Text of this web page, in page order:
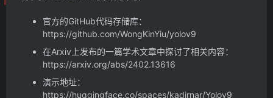
官方的GitHub代码存储库：
https://github.com/WongKinYiu/yolov9
在Arxiv上发布的一篇学术文章中探讨了相关内容：
https://arxiv.org/abs/2402.13616
演示地址：
https://huggingface.co/spaces/kadirnar/Yolov9